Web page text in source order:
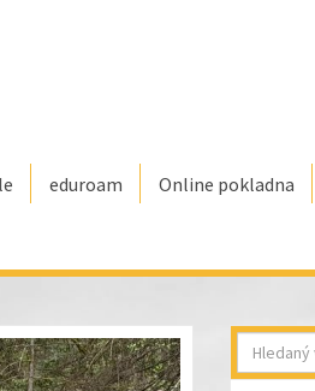
eduroam Online pokladna